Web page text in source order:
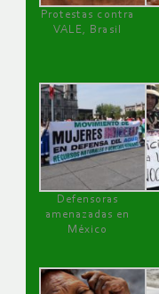
Protestas contra
VALE, Brasil
Defensoras
amenazadas en
México